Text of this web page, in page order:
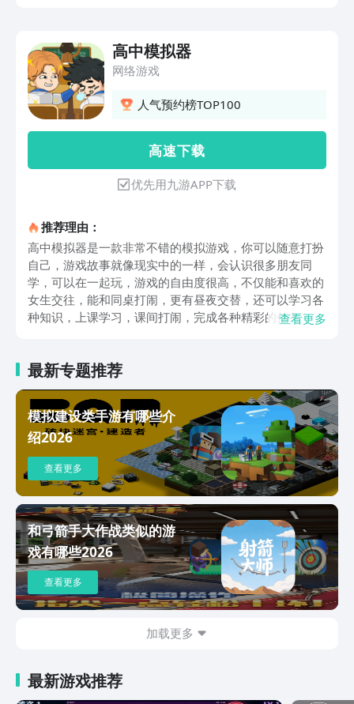
高中模拟器
网络游戏
人气预约榜TOP100
高 速 下 载
优先用九游APP下载
推荐理由：
高中模拟器是一款非常不错的模拟游戏，你可以随意打扮
自己，游戏故事就像现实中的一样，会认识很多朋友同
学，可以在一起玩，游戏的自由度很高，不仅能和喜欢的
女生交往，能和同桌打闹，更有昼夜交替，还可以学习各
种知识，上课学习，课间打闹，完成各种精彩的任务，解
关的游戏过程回味高中校园的乐趣，有经典还原的校园布
局，让你更好的体验整个高中的校园生活。上课迟到，食
堂打饭，帮助同学，比试篮球，校园运动会，甚至还有经
典的小卖铺集卡和欢乐游戏厅。游戏里有着丰富的npc还
有许许多多的特殊事件等着你去触发与发现，你可以在校
园内里随便活动，还可以去商店里购买各种道具，同时完
成任务也会获得奖励哟！一样的时代，不一样的模拟与节
奏简直让人欲罢不能，不会让你觉得很无聊，反而充满无
限的欢乐与乐趣。以上就是“高中校园模拟器下载手机正
版”的相关内容了，该游戏全新的模拟玩法，福利与体验
也是比较多的哦!超值的决定与体验也会是你们的最爱
哟！模拟与体验将会变得更加多姿多彩，享受属于你的欢
乐时光吧。喜欢模拟类的同学一定不会想错过的，所以喜
欢的小伙伴赶紧点击前文链接下载吧！
查看更多
最新专题推荐
模拟建设类手游有哪些介
绍2026
查看更多
和弓箭手大作战类似的游
戏有哪些2026
查看更多
加载更多
最新游戏推荐